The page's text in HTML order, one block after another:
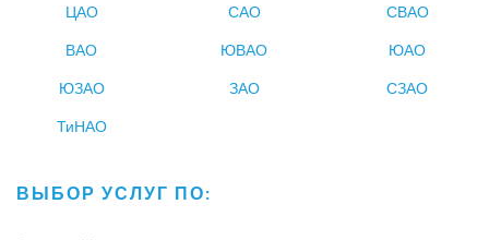
ЦАО САО СВАО
ВАО ЮВАО ЮАО
ЮЗАО ЗАО СЗАО
ТиНАО
ВЫБОР УСЛУГ ПО: